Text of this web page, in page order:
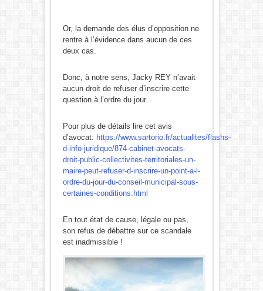
Or, la demande des élus d’opposition ne
rentre à l’évidence dans aucun de ces
deux cas.
Donc, à notre sens, Jacky REY n’avait
aucun droit de refuser d’inscrire cette
question à l’ordre du jour.
Pour plus de détails lire cet avis
d’avocat: https://www.sartorio.fr/actualites/flashs-
d-info-juridique/874-cabinet-avocats-
droit-public-collectivites-territoriales-un-
maire-peut-refuser-d-inscrire-un-point-a-l-
ordre-du-jour-du-conseil-municipal-sous-
certaines-conditions.html
En tout état de cause, légale ou pas,
son refus de débattre sur ce scandale
est inadmissible !